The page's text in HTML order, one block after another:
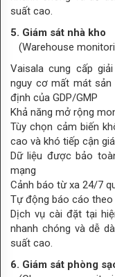
suất cao.
5. Giám sát nhà kho
(Warehouse
Vaisala cung cấp
nguy cơ mất mát sản
định của GDP/GMP
Khả năng mở rộng
Tùy chọn cảm biến
cao và khó tiếp cận
Dữ liệu được bảo
mạng
Cảnh báo từ xa 24/7
Tự động báo cáo
Dịch vụ cài đặt tại
nhanh chóng và dễ
suất cao.
6. Giám sát phòng